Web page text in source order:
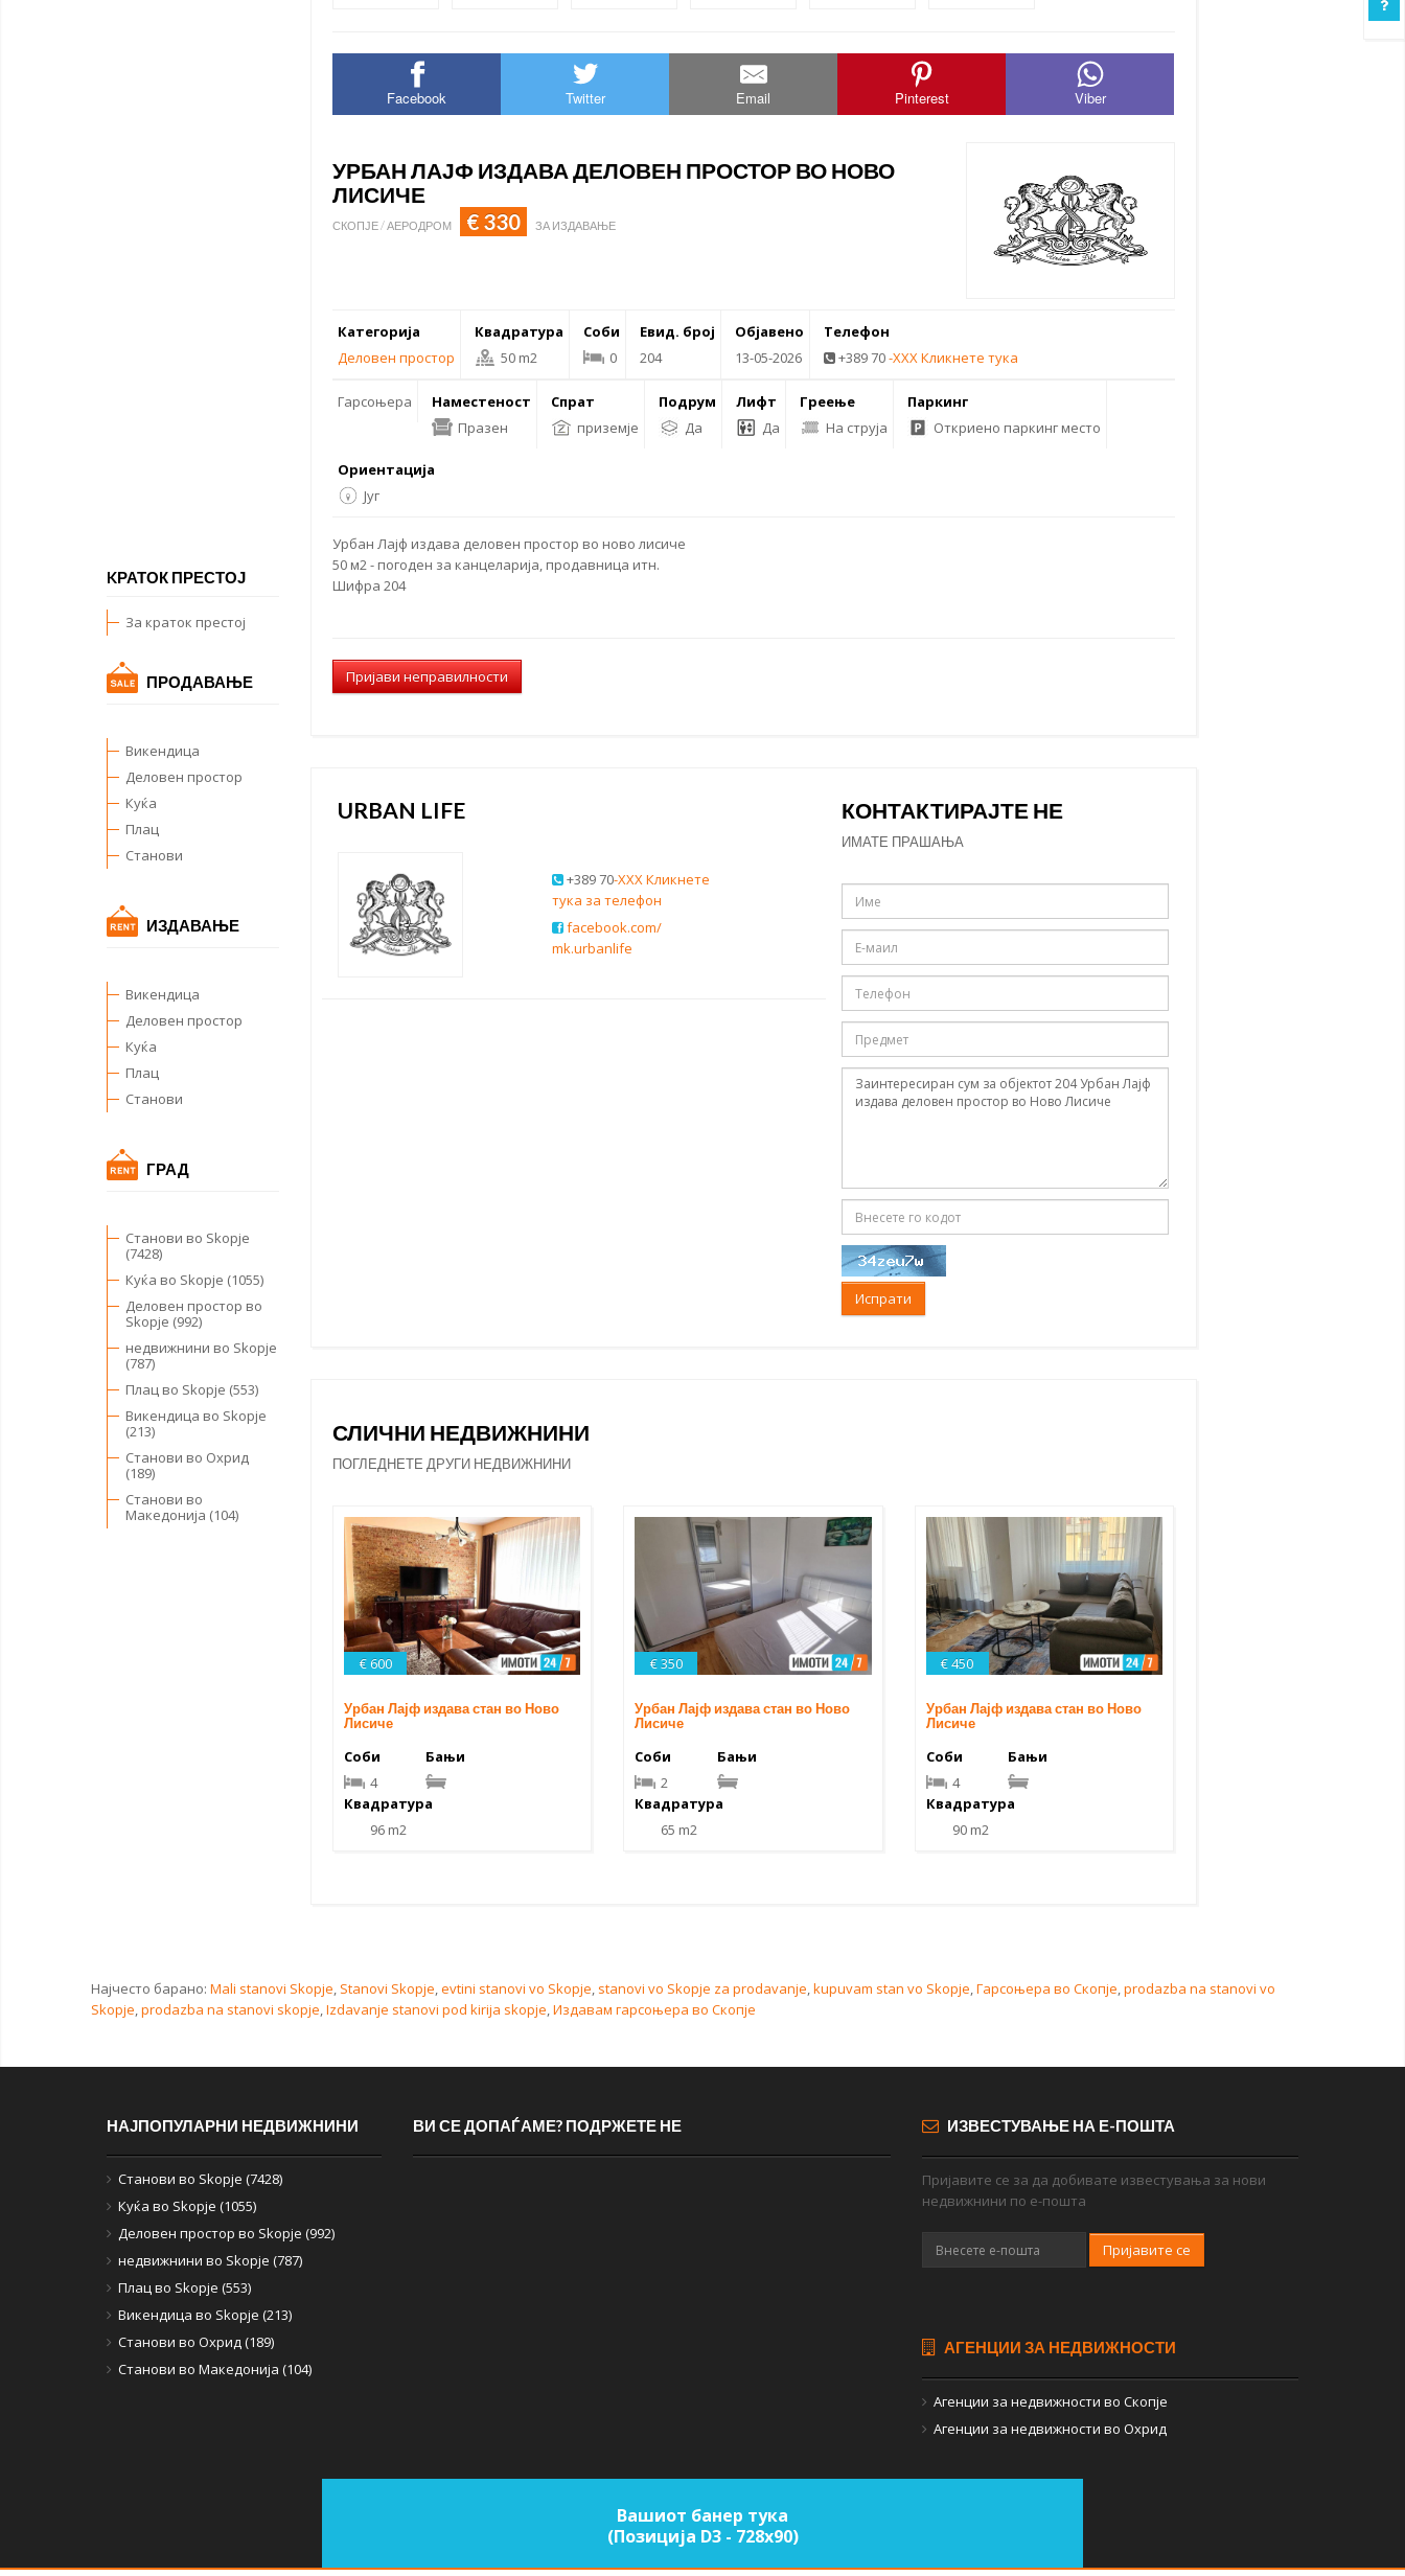
KРАТОК ПРЕСТОЈ
За краток престој
ПРОДАВАЊЕ
Викендица
Деловен простор
Куќа
Плац
Станови
ИЗДАВАЊЕ
Викендица
Деловен простор
Куќа
Плац
Станови
ГРАД
Станови во Skopje
(7428)
Куќа во Skopje (1055)
Деловен простор во
Skopje (992)
недвижнини во Skopje
(787)
Плац во Skopje (553)
Викендица во Skopje
(213)
Станови во Охрид
(189)
Станови во
Македонија (104)
Facebook Twitter Email Pinterest Viber
УРБАН ЛАЈФ ИЗДАВА ДЕЛОВЕН ПРОСТОР ВО НОВО
ЛИСИЧЕ
СКОПЈЕ / АЕРОДРОМ € 330 ЗА ИЗДАВАЊЕ
Категорија
Деловен простор
Квадратура
50 m2
Соби
0
Евид. број
204
Објавено
13-05-2026
Телефон
+389 70-XXX Кликнете тука
Гарсоњера
Наместеност
Празен
Спрат
приземје
Подрум
Да
Лифт
Да
Греење
На струја
Паркинг
Откриено паркинг место
Ориентација
Југ
Урбан Лајф издава деловен простор во ново лисиче
50 м2 - погоден за канцеларија, продавница итн.
Шифра 204
Пријави неправилности
URBAN LIFE
+389 70-XXX Кликнете
тука за телефон
facebook.com/
mk.urbanlife
КОНТАКТИРАЈТЕ НЕ
ИМАТЕ ПРАШАЊА
Испрати
СЛИЧНИ НЕДВИЖНИНИ
ПОГЛЕДНЕТЕ ДРУГИ НЕДВИЖНИНИ
€ 600
Урбан Лајф издава стан во Ново
Лисиче
Соби
4
Бањи
Квадратура
96 m2
€ 350
Урбан Лајф издава стан во Ново
Лисиче
Соби
2
Бањи
Квадратура
65 m2
€ 450
Урбан Лајф издава стан во Ново
Лисиче
Соби
4
Бањи
Квадратура
90 m2
Најчесто барано: Mali stanovi Skopje, Stanovi Skopje,evtini stanovi vo Skopje, stanovi vo Skopje za prodavanje,kupuvam stan vo Skopje,Гарсоњера во Скопје,prodazba na stanovi vo
Skopje,prodazba na stanovi skopje,Izdavanje stanovi pod kirija skopje,Издавам гарсоњера во Скопје
НАЈПОПУЛАРНИ НЕДВИЖНИНИ
Станови во Skopje (7428)
Куќа во Skopje (1055)
Деловен простор во Skopje (992)
недвижнини во Skopje (787)
Плац во Skopje (553)
Викендица во Skopje (213)
Станови во Охрид (189)
Станови во Македонија (104)
ВИ СЕ ДОПАЃАМЕ? ПОДРЖЕТЕ НЕ ИЗВЕСТУВАЊЕ НА Е-ПОШТА
Пријавите се за да добивате известувања за нови
недвижнини по е-пошта
Пријавите се
АГЕНЦИИ ЗА НЕДВИЖНОСТИ
Агенции за недвижности во Скопје
Агенции за недвижности во Охрид
Вашиот банер тука
(Позиција D3 - 728х90)